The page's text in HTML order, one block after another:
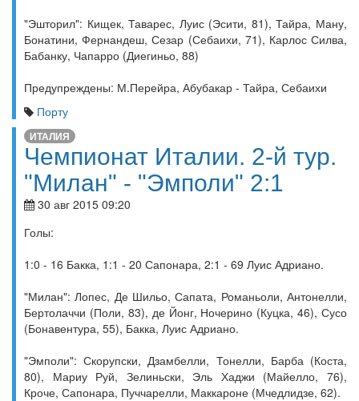
"Эшторил": Кищек, Таварес, Луис (Эсити, 81), Тайра, Ману,
Бонатини, Фернандеш, Сезар (Себаихи, 71), Карлос Силва,
Бабанку, Чапарро (Диегиньо, 88)
Предупреждены: М.Перейра, Абубакар - Тайра, Себаихи
Порту
ИТАЛИЯ
Чемпионат Италии. 2-й тур.
"Милан" - "Эмполи" 2:1
30 авг 2015 09:20
Голы:
1:0 - 16 Бакка, 1:1 - 20 Сапонара, 2:1 - 69 Луис Адриано.
"Милан": Лопес, Де Шильо, Сапата, Романьоли, Антонелли,
Бертолаччи (Поли, 83), де Йонг, Ночерино (Куцка, 46), Сусо
(Бонавентура, 55), Бакка, Луис Адриано.
"Эмполи": Скорупски, Дзамбелли, Тонелли, Барба (Коста,
80), Мариу Руй, Зелиньски, Эль Хаджи (Майелло, 76),
Кроче, Сапонара, Пуччарелли, Маккароне (Мчедлидзе, 62).